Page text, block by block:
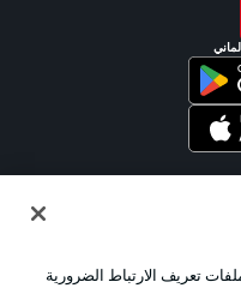
تعريف الارتباط الضرورية